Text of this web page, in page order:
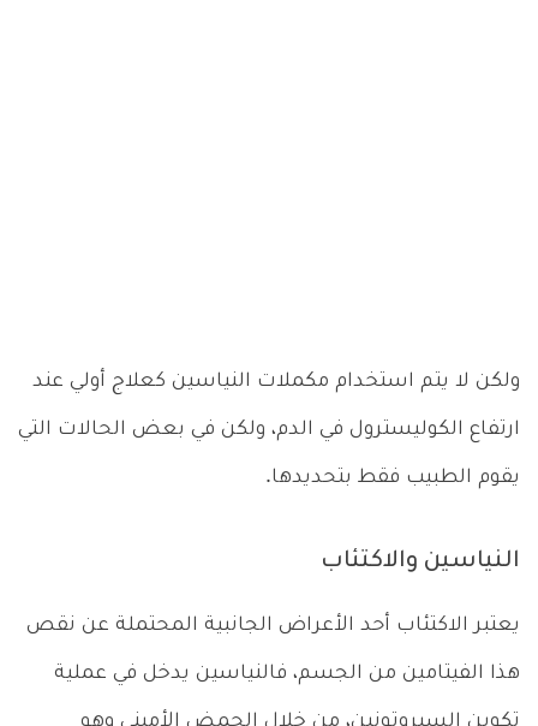
ولكن لا يتم استخدام مكملات النياسين كعلاج أولي عند
ارتفاع الكوليسترول في الدم، ولكن في بعض الحالات التي
يقوم الطبيب فقط بتحديدها.
النياسين والاكتئاب
يعتبر الاكتئاب أحد الأعراض الجانبية المحتملة عن نقص
هذا الفيتامين من الجسم، فالنياسين يدخل في عملية